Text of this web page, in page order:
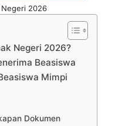
Negeri 2026
Negeri 2026?
Beasiswa
Mimpi
Dokumen